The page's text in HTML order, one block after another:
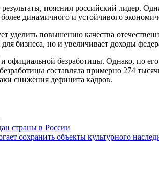
пояснил российский лидер.
динамичного и устойчивого
уделить повышению качества
бизнеса, но и увеличивает доходы
безработицы. Однако, по
составляла примерно 274
снижения дефицита кадров.
страны в России
сохранить объекты культурного